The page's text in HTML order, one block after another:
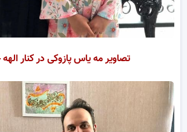
تصاویر مه یاس پازوکی در کنار